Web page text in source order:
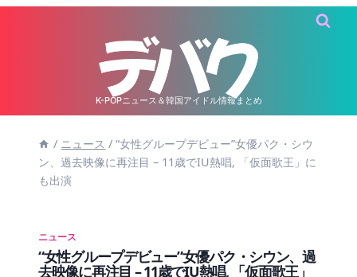
K-POPニュース＆韓国アイドル情報まとめ
/ ニュース / “女性グループデビュー”女優パク・シウ
ン、過去映像に再注目 – 11歳でIU熱唱, 「仮面歌王」に
も出演
ニュース
“女性グループデビュー”女優パク・シウン、過
去映像に再注目 – 11歳でIU熱唱, 「仮面歌王」